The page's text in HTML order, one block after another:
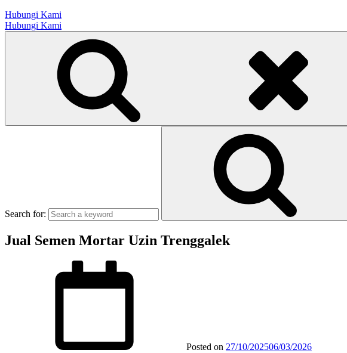
Hubungi Kami
Hubungi Kami
Search for:
Jual Semen Mortar Uzin Trenggalek
Posted on 27/10/202506/03/2026